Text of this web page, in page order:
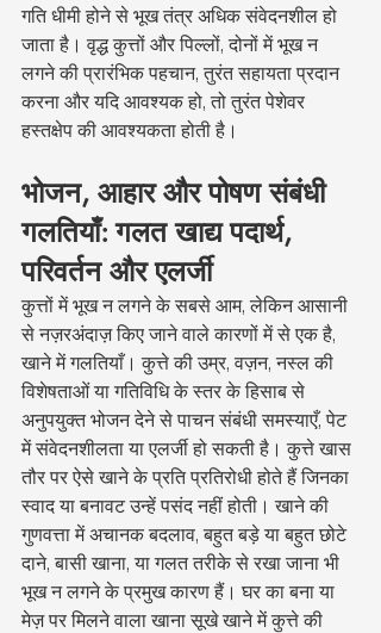
गति धीमी होने से भूख तंत्र अधिक संवेदनशील हो
जाता है। वृद्ध कुत्तों और पिल्लों, दोनों में भूख न
लगने की प्रारंभिक पहचान, तुरंत सहायता प्रदान
करना और यदि आवश्यक हो, तो तुरंत पेशेवर
हस्तक्षेप की आवश्यकता होती है।
भोजन, आहार और पोषण संबंधी
गलतियाँ: गलत खाद्य पदार्थ,
परिवर्तन और एलर्जी
कुत्तों में भूख न लगने के सबसे आम, लेकिन आसानी
से नज़रअंदाज़ किए जाने वाले कारणों में से एक है,
खाने में गलतियाँ। कुत्ते की उम्र, वज़न, नस्ल की
विशेषताओं या गतिविधि के स्तर के हिसाब से
अनुपयुक्त भोजन देने से पाचन संबंधी समस्याएँ, पेट
में संवेदनशीलता या एलर्जी हो सकती है। कुत्ते खास
तौर पर ऐसे खाने के प्रति प्रतिरोधी होते हैं जिनका
स्वाद या बनावट उन्हें पसंद नहीं होती। खाने की
गुणवत्ता में अचानक बदलाव, बहुत बड़े या बहुत छोटे
दाने, बासी खाना, या गलत तरीके से रखा जाना भी
भूख न लगने के प्रमुख कारण हैं। घर का बना या
मेज़ पर मिलने वाला खाना सूखे खाने में कुत्ते की